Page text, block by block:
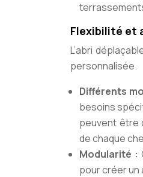
Flexibilité et
L’abri
personnalisée.
Différents
besoins
peuvent être
de chaque
Modularité :
pour créer un